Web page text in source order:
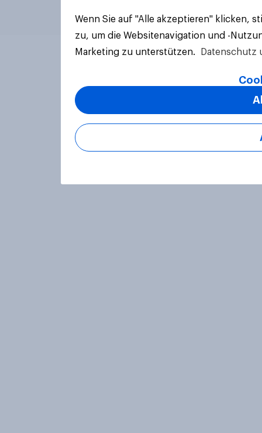
Wenn Sie auf "Alle akzeptieren" klicken,
zu, um die Websitenavigation und -
Marketing zu unterstützen.
Datenschutz